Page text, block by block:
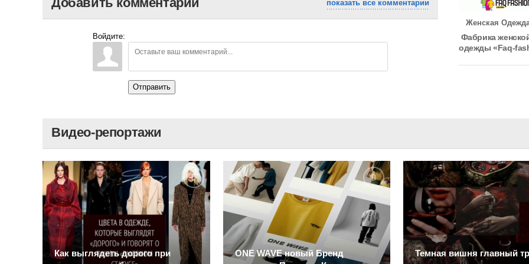
показать все комментарии
Войдите:
Отправить
Женская
Фабрика
одежды «Faq-
Видео-репортажи
Как выглядеть дорого при
ONE WAVE новый Бренд
Темная вишня главный